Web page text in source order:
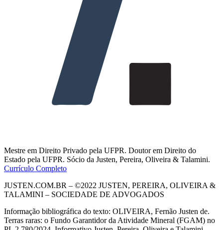
Mestre em Direito Privado pela UFPR. Doutor em Direito do
Estado pela UFPR. Sócio da Justen, Pereira, Oliveira & Talamini.
Currículo Completo
JUSTEN.COM.BR – ©2022 JUSTEN, PEREIRA, OLIVEIRA &
TALAMINI – SOCIEDADE DE ADVOGADOS
Informação bibliográfica do texto: OLIVEIRA, Fernão Justen de.
Terras raras: o Fundo Garantidor da Atividade Mineral (FGAM) no